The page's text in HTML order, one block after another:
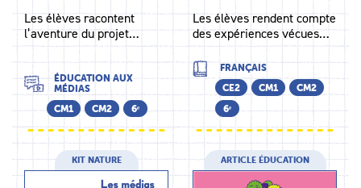
Les élèves racontent
l’aventure du projet…
ÉDUCATION AUX
MÉDIAS
CM1
CM2 6ᵉ
Les élèves rendent compte
des expériences vécues…
FRANÇAIS
CE2
CM1
CM2
6ᵉ
KIT NATURE ARTICLE ÉDUCATION